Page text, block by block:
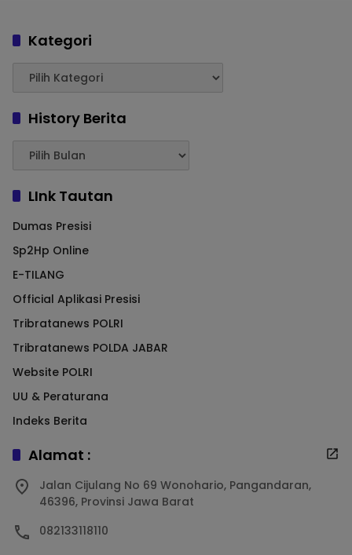
Kategori
History Berita
LInk Tautan
Dumas Presisi
Sp2Hp Online
E-TILANG
Official Aplikasi Presisi
Tribratanews POLRI
Tribratanews POLDA JABAR
Website POLRI
UU & Peraturana
Indeks Berita
Alamat :
Jalan Cijulang No 69 Wonohario, Pangandaran,
46396, Provinsi Jawa Barat
082133118110